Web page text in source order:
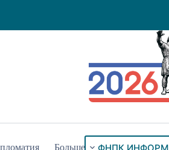
Больше ФНПК ИНФОРМ